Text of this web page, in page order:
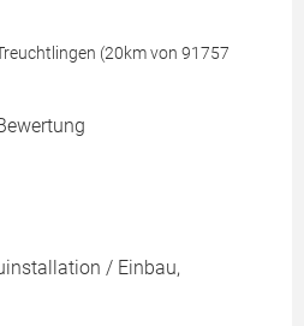
(20km von 91757
/ Einbau,